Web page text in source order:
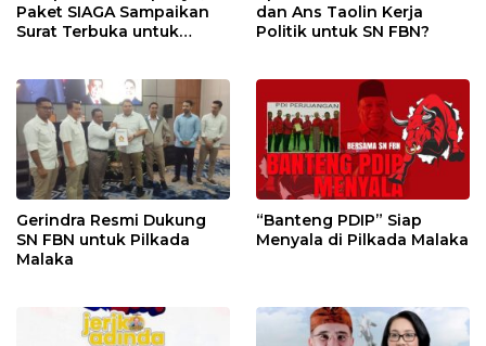
Paket SIAGA Sampaikan
Surat Terbuka untuk
dan Ans Taolin Kerja
Politik untuk SN FBN?
Gerindra Resmi Dukung
SN FBN untuk Pilkada
Malaka
“Banteng PDIP” Siap
Menyala di Pilkada Malaka